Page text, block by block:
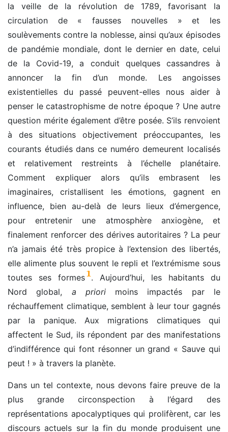
la veille de la révolution de 1789, favorisant la
circulation de « fausses nouvelles » et les
soulèvements contre la noblesse, ainsi qu’aux épisodes
de pandémie mondiale, dont le dernier en date, celui
de la Covid-19, a conduit quelques cassandres à
annoncer la fin d’un monde. Les angoisses
existentielles du passé peuvent-elles nous aider à
penser le catastrophisme de notre époque ? Une autre
question mérite également d’être posée. S’ils renvoient
à des situations objectivement préoccupantes, les
courants étudiés dans ce numéro demeurent localisés
et relativement restreints à l’échelle planétaire.
Comment expliquer alors qu’ils embrasent les
imaginaires, cristallisent les émotions, gagnent en
influence, bien au-delà de leurs lieux d’émergence,
pour entretenir une atmosphère anxiogène, et
finalement renforcer des dérives autoritaires ? La peur
n’a jamais été très propice à l’extension des libertés,
elle alimente plus souvent le repli et l’extrémisme sous
toutes ses formes1. Aujourd’hui, les habitants du
Nord global, a priorimoins impactés par le
réchauffement climatique, semblent à leur tour gagnés
par la panique. Aux migrations climatiques qui
affectent le Sud, ils répondent par des manifestations
d’indifférence qui font résonner un grand « Sauve qui
peut ! » à travers la planète.
Dans un tel contexte, nous devons faire preuve de la
plus grande circonspection à l’égard des
représentations apocalyptiques qui prolifèrent, car les
discours actuels sur la fin du monde produisent une